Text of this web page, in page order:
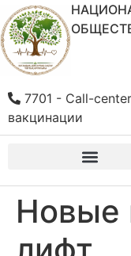
7701 - Call-
вакцинации
Новые